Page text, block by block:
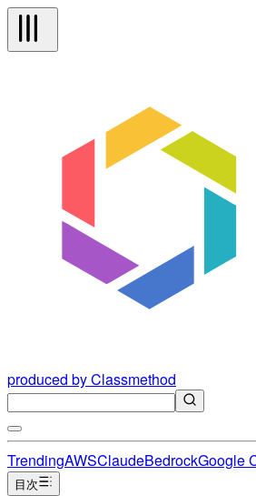
produced by Classmethod
TrendingAWSClaudeBedrockGoogle
目次